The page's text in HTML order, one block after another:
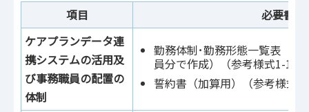
項目
必要書類
ケアプランデータ連
携システムの活用及
び事務職員の配置の
体制
勤務体制･勤務形態一覧表（算
員分で作成）（参考様式1-1）
誓約書（加算用）（参考様式